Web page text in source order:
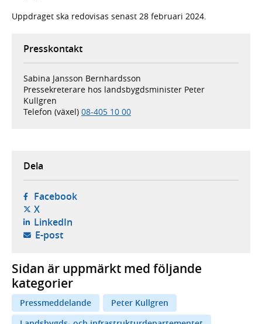
Uppdraget ska redovisas senast 28 februari 2024.
Presskontakt
Sabina Jansson Bernhardsson
Pressekreterare hos landsbygdsminister Peter
Kullgren
Telefon (växel) 08-405 10 00
Dela
Facebook- öppnas i ny flik, extern webbplats,
X- öppnas i ny flik, extern webbplats,
LinkedIn- öppnas i ny flik, extern webbplats,
E-post- öppnar din e-postklient,
Sidan är uppmärkt med följande
kategorier
Pressmeddelande
Peter Kullgren